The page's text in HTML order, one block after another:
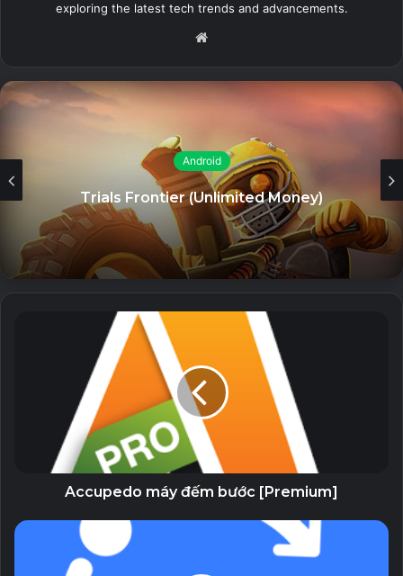
Menu, High Damage/Defense)
26 July, 2023
games (Unlimited Energy)
iToolab WatsGo (Unlocked) – Chuyển
WhatsApp giữa Android và iPhone
26 July, 2023
Đồ thị
chọn đồ thị và sử dụng chức năng so sánh để xem tất cả
các nguồn dữ liệu cùng một lúc.
Nhận bản cập nhật nhanh chóng trên màn hình chính của
bạn với tiện ích biểu đồ. Chọn đồ thị và vị trí để hiển thị.
Tùy chọn phiên bản Pro
Miễn phí: Không có quảng cáo, không theo dõi
Các mô hình dự báo toàn cầu GFS, GDPS và ECMWF, được
exploring the latest tech trends and advancements.
Android
Trials Frontier (Unlimited Money)
Accupedo máy đếm bước [Premium]